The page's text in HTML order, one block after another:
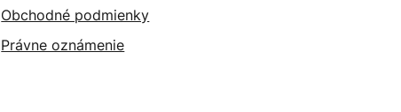
Obchodné podmienky
Právne oznámenie